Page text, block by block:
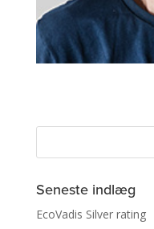
Seneste indlæg
EcoVadis Silver rating